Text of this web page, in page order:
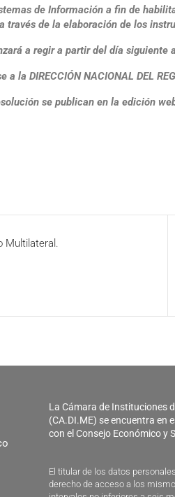
de Información a fin de
través de la elaboración de los
a regir a partir del día
la DIRECCIÓN NACIONAL DEL
se publican en la edición
Multilateral.
La Cámara de Instituciones
(CA.DI.ME) se encuentra en
con el Consejo Económico y
El titular de los datos
derecho de acceso a los